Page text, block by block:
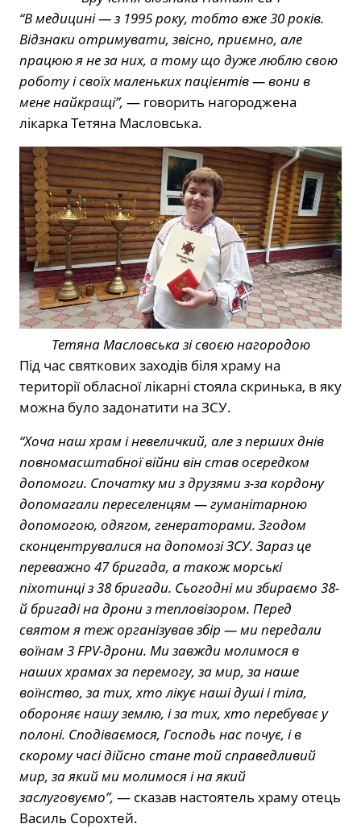
“В медицині — з 1995 року, тобто вже 30 років.
Відзнаки отримувати, звісно, приємно, але
працюю я не за них, а тому що дуже люблю свою
роботу і своїх маленьких пацієнтів — вони в
мене найкращі”, — говорить нагороджена
лікарка Тетяна Масловська.
Тетяна Масловська зі своєю нагородою
Під час святкових заходів біля храму на
території обласної лікарні стояла скринька, в яку
можна було задонатити на ЗСУ.
“Хоча наш храм і невеличкий, але з перших днів
повномасштабної війни він став осередком
допомоги. Спочатку ми з друзями з-за кордону
допомагали переселенцям — гуманітарною
допомогою, одягом, генераторами. Згодом
сконцентрувалися на допомозі ЗСУ. Зараз це
переважно 47 бригада, а також морські
піхотинці з 38 бригади. Сьогодні ми збираємо 38-
й бригаді на дрони з тепловізором. Перед
святом я теж організував збір — ми передали
воїнам 3 FPV-дрони. Ми завжди молимося в
наших храмах за перемогу, за мир, за наше
воїнство, за тих, хто лікує наші душі і тіла,
обороняє нашу землю, і за тих, хто перебуває у
полоні. Сподіваємося, Господь нас почує, і в
скорому часі дійсно стане той справедливий
мир, за який ми молимося і на який
заслуговуємо”, — сказав настоятель храму отець
Василь Сорохтей.